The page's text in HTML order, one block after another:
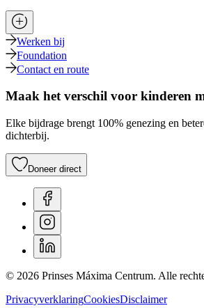
Werken bij
Foundation
Contact en route
Maak het verschil voor kinderen
Elke bijdrage brengt 100% genezing en
dichterbij.
Doneer direct
© 2026 Prinses Máxima Centrum. Alle
PrivacyverklaringCookiesDisclaimer